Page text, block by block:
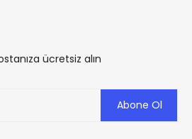
ücretsiz alın